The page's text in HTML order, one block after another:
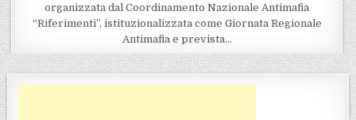
organizzata dal Coordinamento Nazionale Antimafia
“Riferimenti”, istituzionalizzata come Giornata Regionale
Antimafia e prevista…